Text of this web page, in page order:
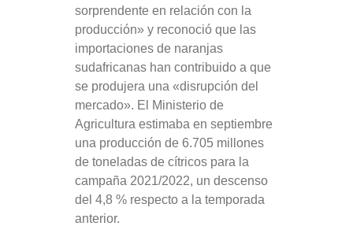
sorprendente en relación con la
producción» y reconoció que las
importaciones de naranjas
sudafricanas han contribuido a que
se produjera una «disrupción del
mercado». El Ministerio de
Agricultura estimaba en septiembre
una producción de 6.705 millones
de toneladas de cítricos para la
campaña 2021/2022, un descenso
del 4,8 % respecto a la temporada
anterior.